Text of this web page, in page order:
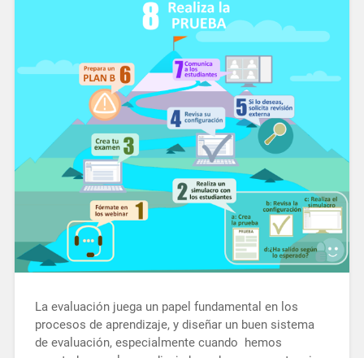
La evaluación juega un papel fundamental en los
procesos de aprendizaje, y diseñar un buen sistema
de evaluación, especialmente cuando hemos